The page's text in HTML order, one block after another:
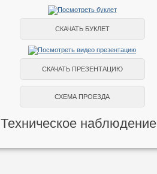
СКАЧАТЬ БУКЛЕТ
СКАЧАТЬ ПРЕЗЕНТАЦИЮ
СХЕМА ПРОЕЗДА
Техническое наблюдение